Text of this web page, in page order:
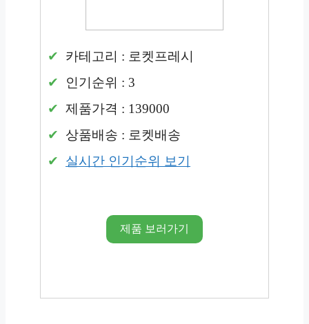
카테고리 : 로켓프레시
인기순위 : 3
제품가격 : 139000
상품배송 : 로켓배송
실시간 인기순위 보기
제품 보러가기